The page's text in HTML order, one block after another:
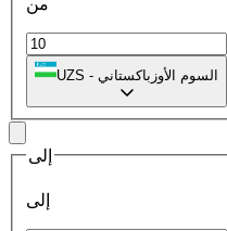
UZS - السوم الأوزباكستاني
إلى
إلى